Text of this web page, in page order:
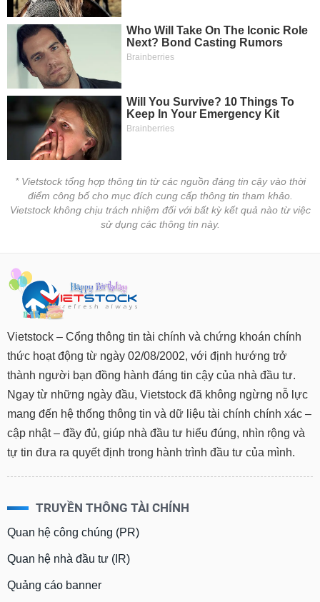
* Vietstock tổng hợp thông tin từ các nguồn đáng tin cậy vào thời
điểm công bố cho mục đích cung cấp thông tin tham khảo.
Vietstock không chịu trách nhiệm đối với bất kỳ kết quả nào từ việc
sử dụng các thông tin này.
Vietstock – Cổng thông tin tài chính và chứng khoán chính
thức hoạt động từ ngày 02/08/2002, với định hướng trở
thành người bạn đồng hành đáng tin cậy của nhà đầu tư.
Ngay từ những ngày đầu, Vietstock đã không ngừng nỗ lực
mang đến hệ thống thông tin và dữ liệu tài chính chính xác –
cập nhật – đầy đủ, giúp nhà đầu tư hiểu đúng, nhìn rộng và
tự tin đưa ra quyết định trong hành trình đầu tư của mình.
TRUYỀN THÔNG TÀI CHÍNH
Quan hệ công chúng (PR)
Quan hệ nhà đầu tư (IR)
Quảng cáo banner